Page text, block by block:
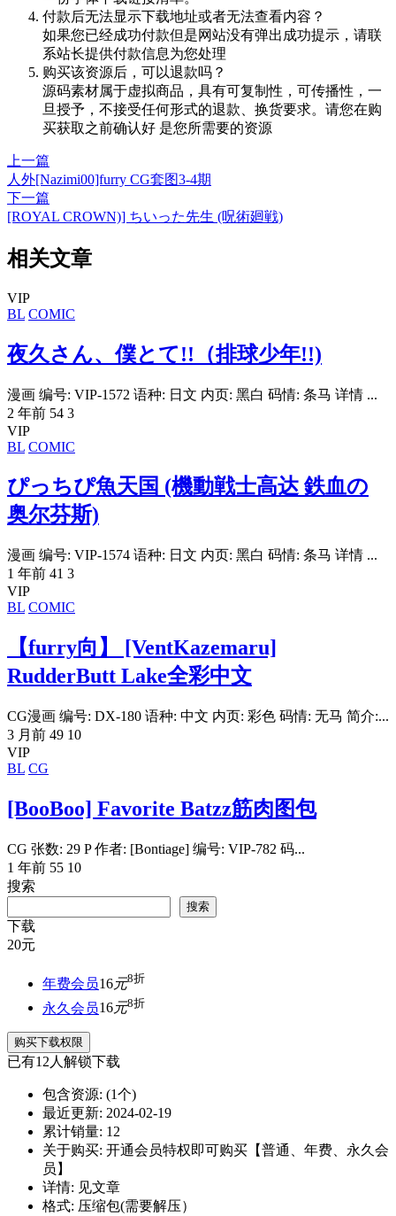
付款后无法显示下载地址或者无法查看内容？
如果您已经成功付款但是网站没有弹出成功提示，请联
系站长提供付款信息为您处理
购买该资源后，可以退款吗？
源码素材属于虚拟商品，具有可复制性，可传播性，一
旦授予，不接受任何形式的退款、换货要求。请您在购
买获取之前确认好 是您所需要的资源
上一篇
人外[Nazimi00]furry CG套图3-4期
下一篇
[ROYAL CROWN)] ちいった先生 (呪術廻戦)
相关文章
VIP
BL COMIC
夜久さん、僕とて!!（排球少年!!)
漫画 编号: VIP-1572 语种: 日文 内页: 黑白 码情: 条马 详情 ...
2 年前 54 3
VIP
BL COMIC
ぴっちぴ魚天国 (機動戦士高达 鉄血の
奥尔芬斯)
漫画 编号: VIP-1574 语种: 日文 内页: 黑白 码情: 条马 详情 ...
1 年前 41 3
VIP
BL COMIC
【furry向】 [VentKazemaru]
RudderButt Lake全彩中文
CG漫画 编号: DX-180 语种: 中文 内页: 彩色 码情: 无马 简介:...
3 月前 49 10
VIP
BL CG
[BooBoo] Favorite Batzz筋肉图包
CG 张数: 29 P 作者: [Bontiage] 编号: VIP-782 码...
1 年前 55 10
搜索
搜索
下载
20元
年费会员16元8折
永久会员16元8折
购买下载权限
已有12人解锁下载
包含资源: (1个)
最近更新: 2024-02-19
累计销量: 12
关于购买: 开通会员特权即可购买【普通、年费、永久会
员】
详情: 见文章
格式: 压缩包(需要解压）